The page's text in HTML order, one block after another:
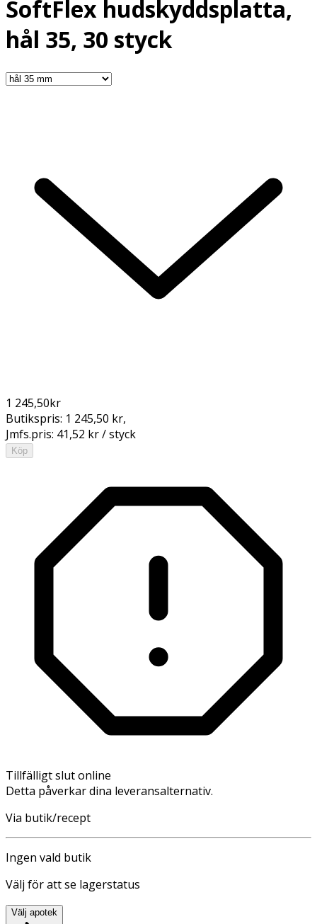
SoftFlex hudskyddsplatta,
hål 35, 30 styck
1 245,50kr
Butikspris: 1 245,50 kr,
Jmfs.pris: 41,52 kr / styck
Köp
Tillfälligt slut online
Detta påverkar dina leveransalternativ.
Via butik/recept
Ingen vald butik
Välj för att se lagerstatus
Välj apotek